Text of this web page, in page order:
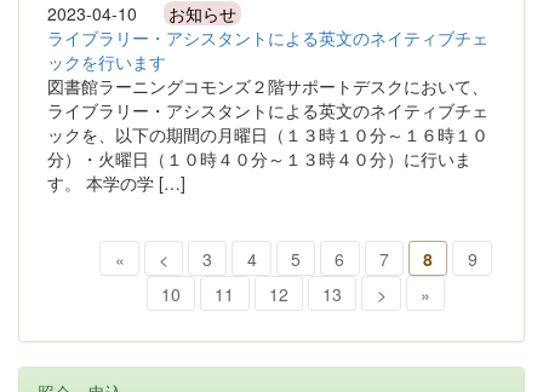
2023-04-10 お知らせ
ライブラリー・アシスタントによる英文のネイティブチェ
ックを行います
図書館ラーニングコモンズ２階サポートデスクにおいて、
ライブラリー・アシスタントによる英文のネイティブチェ
ックを、以下の期間の月曜日（１３時１０分～１６時１０
分）・火曜日（１０時４０分～１３時４０分）に行いま
す。 本学の学 […]
« < 3 4 5 6 7 8
9
10
11 12 13 > »